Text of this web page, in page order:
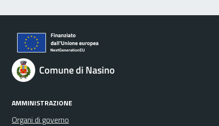
Comune di Nasino
AMMINISTRAZIONE
Organi di governo